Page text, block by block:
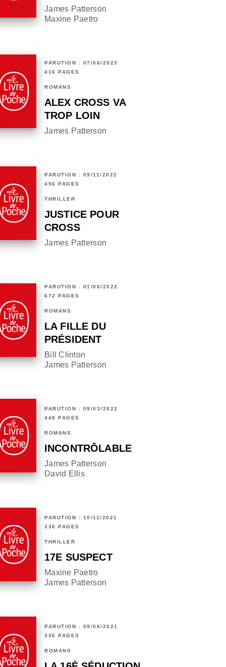
James Patterson
Maxine Paetro
PARUTION : 07/06/2023
416 PAGES
ROMANS
ALEX CROSS VA
TROP LOIN
James Patterson
PARUTION : 09/11/2022
456 PAGES
THRILLER
JUSTICE POUR
CROSS
James Patterson
PARUTION : 01/06/2022
672 PAGES
ROMANS
LA FILLE DU
PRÉSIDENT
Bill Clinton
James Patterson
PARUTION : 09/03/2022
448 PAGES
ROMANS
INCONTRÔLABLE
James Patterson
David Ellis
PARUTION : 10/11/2021
336 PAGES
THRILLER
17E SUSPECT
Maxine Paetro
James Patterson
PARUTION : 09/06/2021
336 PAGES
ROMANS